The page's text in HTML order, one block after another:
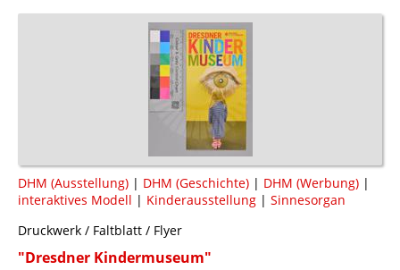
DHM (Ausstellung) | DHM (Geschichte) | DHM (Werbung) |
interaktives Modell | Kinderausstellung | Sinnesorgan
Druckwerk / Faltblatt / Flyer
"Dresdner Kindermuseum"